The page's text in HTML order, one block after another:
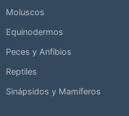
Moluscos
Equinodermos
Peces y Anfibios
Reptiles
Sinápsidos y Mamíferos